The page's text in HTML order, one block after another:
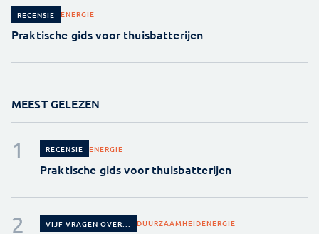
RECENSIE ENERGIE
Praktische gids voor thuisbatterijen
MEEST GELEZEN
RECENSIE ENERGIE
Praktische gids voor thuisbatterijen
VIJF VRAGEN OVER... DUURZAAMHEIDENERGIE